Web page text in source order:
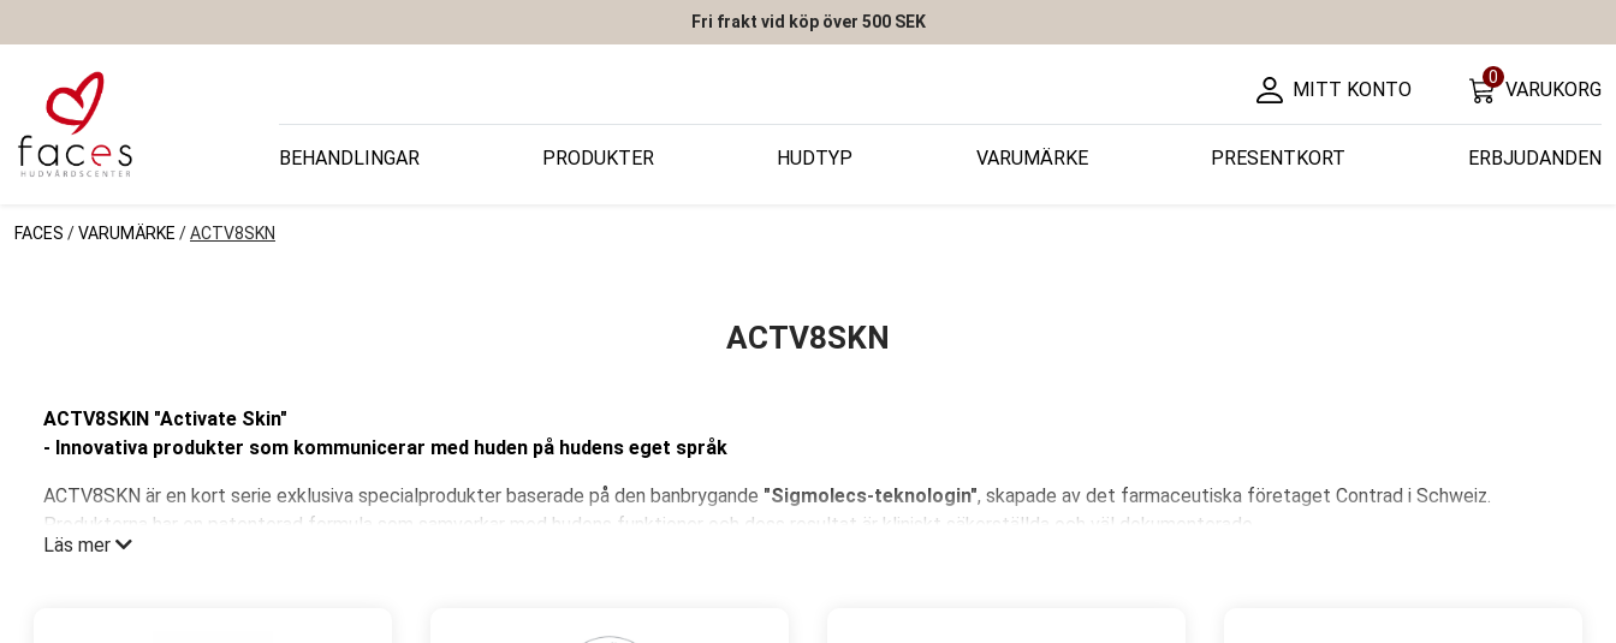
Fri frakt vid köp över 500 SEK
MITT KONTO
0
VARUKORG
BEHANDLINGAR PRODUKTER HUDTYP VARUMÄRKE PRESENTKORT ERBJUDANDEN
FACES /VARUMÄRKE /ACTV8SKN
ACTV8SKN
ACTV8SKIN "Activate Skin"
- Innovativa produkter som kommunicerar med huden på hudens eget språk
ACTV8SKN är en kort serie exklusiva specialprodukter baserade på den banbrygande "Sigmolecs-teknologin", skapade av det farmaceutiska företaget Contrad i Schweiz.
Produkterna har en patenterad formula som samverkar med hudens funktioner och dess resultat är kliniskt säkerställda och väl dokumenterade.
att återställa sig själva, reparera skador och förbättra hudens förmåga att stå emot yttre påfrestningar.
Läs mer